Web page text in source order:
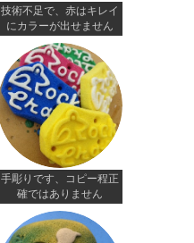
技術不足で、赤はキレイ
にカラーが出せません
手彫りです、コピー程正
確ではありません